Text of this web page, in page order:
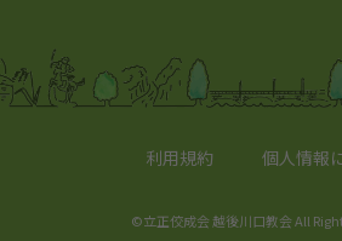
利用規約 個人情報
©立正佼成会 越後川口教会 All